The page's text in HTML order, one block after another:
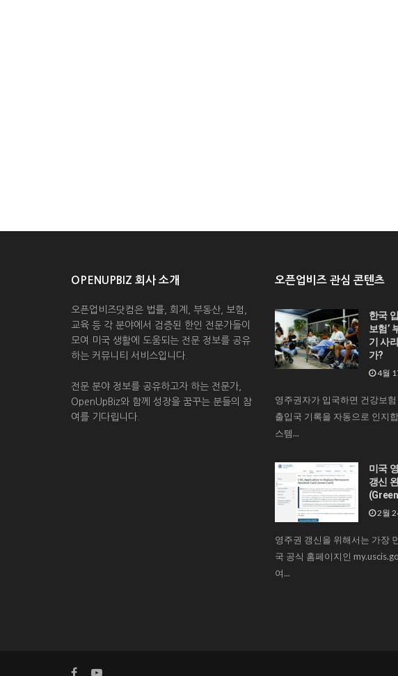
OPENUPBIZ 회사 소개
오픈업비즈닷컴은 법률, 회계, 부동산, 보험,
교육 등 각 분야에서 검증된 한인 전문가들이
모여 미국 생활에 도움되는 전문 정보를 공유
하는 커뮤니티 서비스입니다.
전문 분야 정보를 공유하고자 하는 전문가,
OpenUpBiz와 함께 성장을 꿈꾸는 분들의 참
여를 기다립니다.
오픈업비즈 관심 콘텐츠
한국
보험’
기 사
가?
4월
영주권자가 입국하면 건강보
출입국 기록을 자동으로 인지
스템...
미국
갱신
2월
영주권 갱신을 위해서는 가장
국 공식 홈페이지인
여...